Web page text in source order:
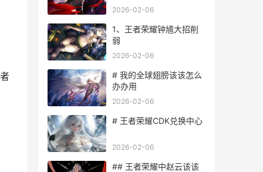
2026-02-06
1、王者荣耀钟馗大招削
弱
2026-02-06
# 我的全球翅膀该该怎么
办办用
2026-02-06
# 王者荣耀CDK兑换中心
2026-02-06
## 王者荣耀中赵云该该